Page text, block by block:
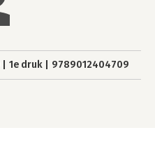
1e druk 9789012404709